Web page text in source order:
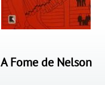
A Fome de Nelson